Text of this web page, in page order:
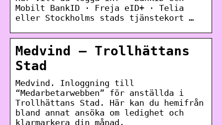
Mobilt BankID · Freja eID+ · Telia
eller Stockholms stads tjänstekort …
Medvind – Trollhättans
Stad
Medvind. Inloggning till
“Medarbetarwebben” för anställda i
Trollhättans Stad. Här kan du hemifrån
bland annat ansöka om ledighet och
klarmarkera din månad.